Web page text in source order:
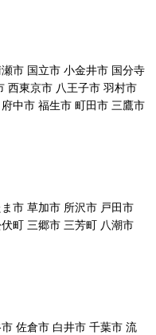
市 国立市 小金井市 国分寺
西東京市 八王子市 羽村市
中市 福生市 町田市 三鷹市
市 草加市 所沢市 戸田市
町 三郷市 三芳町 八潮市
佐倉市 白井市 千葉市 流